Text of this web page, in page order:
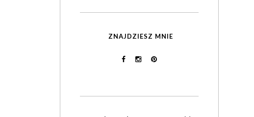
ZNAJDZIESZ MNIE